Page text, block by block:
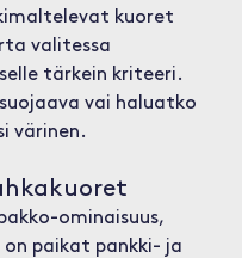
kuoret
valitessa
tärkein kriteeri.
vai haluatko
värinen.
ominaisuus,
on paikat pankki- ja